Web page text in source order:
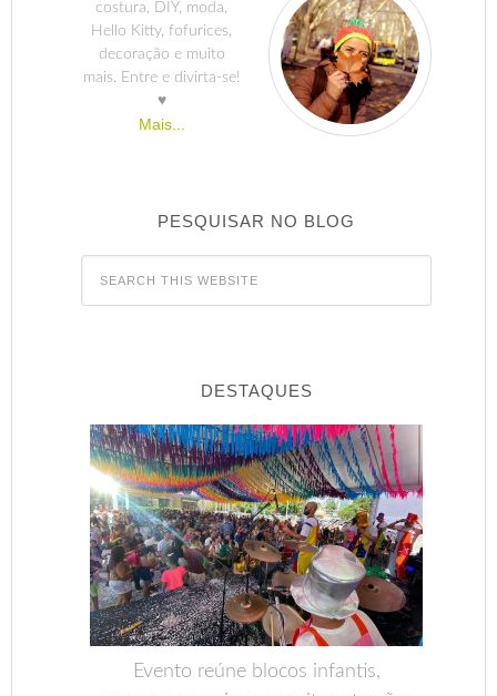
costura, DIY, moda,
Hello Kitty, fofurices,
decoração e muito
mais. Entre e divirta-se!
♥
Mais...
PESQUISAR NO BLOG
DESTAQUES
Evento reúne blocos infantis,